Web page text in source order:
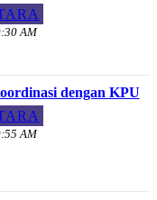
AM
dengan KPU
AM